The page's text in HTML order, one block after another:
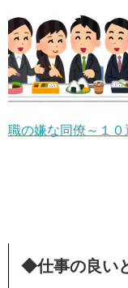
職の嫌な同僚～１０
◆仕事の良い